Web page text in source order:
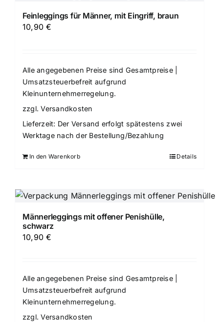
Feinleggings für Männer, mit Eingriff, braun
10,90€
Alle angegebenen Preise sind Gesamtpreise |
Umsatzsteuerbefreit aufgrund
Kleinunternehmerregelung.
zzgl.Versandkosten
Lieferzeit: Der Versand erfolgt spätestens zwei
Werktage nach der Bestellung/Bezahlung
In den Warenkorb Details
Männerleggings mit offener Penishülle,
schwarz
10,90€
Alle angegebenen Preise sind Gesamtpreise |
Umsatzsteuerbefreit aufgrund
Kleinunternehmerregelung.
zzgl.Versandkosten